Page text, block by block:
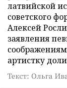
латвийской
советского
Алексей
заявления
артистку
Текст: Ольга